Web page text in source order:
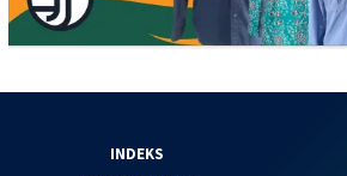
INDEKS